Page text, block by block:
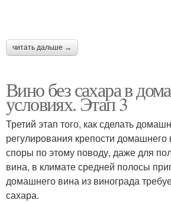
читать дальше →
Вино без сахара в
условиях. Этап 3
Третий этап того, как сделать
регулирования крепости
споры по этому поводу, даже для
вина, в климате средней полосы
домашнего вина из винограда
сахара.